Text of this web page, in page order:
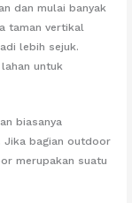
dan mulai banyak
taman vertikal
lebih sejuk.
untuk
biasanya
Jika bagian outdoor
merupakan suatu